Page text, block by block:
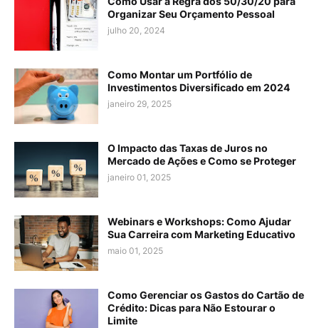
Organizar Seu Orçamento Pessoal
julho 20, 2024
Como Montar um Portfólio de
Investimentos Diversificado em 2024
janeiro 29, 2025
O Impacto das Taxas de Juros no
Mercado de Ações e Como se Proteger
janeiro 01, 2025
Webinars e Workshops: Como Ajudar
Sua Carreira com Marketing Educativo
maio 01, 2025
Como Gerenciar os Gastos do Cartão de
Crédito: Dicas para Não Estourar o
Limite